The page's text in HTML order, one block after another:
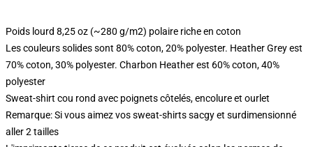
Poids lourd 8,25 oz (~280 g/m2) polaire riche en coton
Les couleurs solides sont 80% coton, 20% polyester. Heather Grey est
70% coton, 30% polyester. Charbon Heather est 60% coton, 40%
polyester
Sweat-shirt cou rond avec poignets côtelés, encolure et ourlet
Remarque: Si vous aimez vos sweat-shirts sacgy et surdimensionné
aller 2 tailles